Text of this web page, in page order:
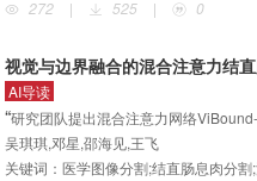
272
| 525 | 0
视觉与边界融合的混合注意力结
AI导读
“研究团队提出混合注意力网络
EfficientNetV2S为编码骨干，建立了兼
的轻量化结直肠息肉分割体系，为复杂
吴琪琪,邓星,邵海见,王飞
关键词： 医学图像分割;结直肠息肉分割;混合注意力网络;边界引导;多